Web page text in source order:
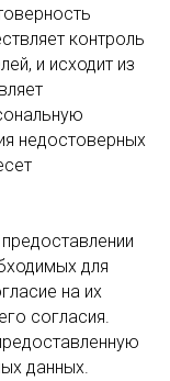
контроль
и исходит из
недостоверных
для
на их
согласия.
данных.